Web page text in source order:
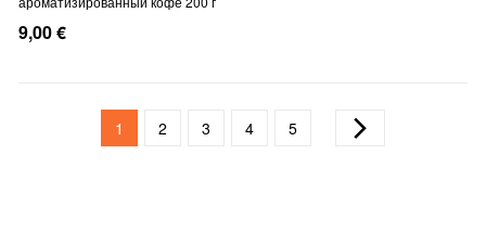
9,00 €
Страница
You're currently reading page
1 Страница
2 Страница
3 Страница
4 Страница
5